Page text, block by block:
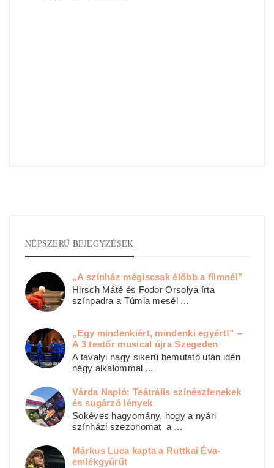
NÉPSZERŰ BEJEGYZÉSEK
„A színház mégiscsak élőbb a filmnél”
Hirsch Máté és Fodor Orsolya írta
színpadra a Túmia mesél ...
„Egy mindenkiért, mindenki egyért!” –
A 3 testőr musical újra Szegeden
A tavalyi nagy sikerű bemutató után idén
négy alkalommal ...
Várda Napló: Teátrális színészfenekek
és sugárzó lények
Sokéves hagyomány, hogy a nyári
színházi szezonomat a ...
Márkus Luca kapta a Ruttkai Éva-
emlékgyűrűt